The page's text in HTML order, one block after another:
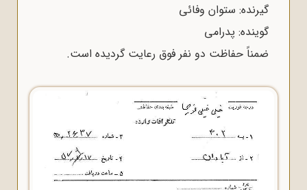
گیرنده: ستوان وفائی
گوینده: پدرامی
ضمناً حفاظت دو نفر فوق رعایت گردیده است.